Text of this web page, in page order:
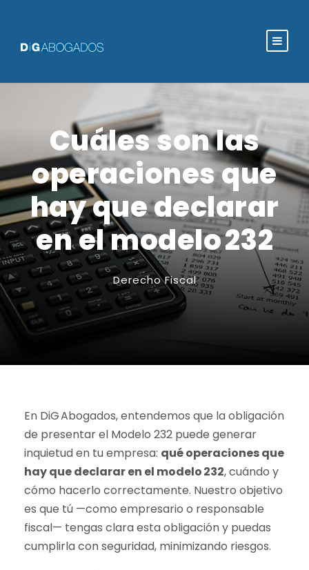
Cuáles son las
operaciones que
hay que declarar
en el modelo 232
Derecho Fiscal
En DiG Abogados, entendemos que la obligación
de presentar el Modelo 232 puede generar
inquietud en tu empresa: qué operaciones que
hay que declarar en el modelo 232, cuándo y
cómo hacerlo correctamente. Nuestro objetivo
es que tú —como empresario o responsable
fiscal— tengas clara esta obligación y puedas
cumplirla con seguridad, minimizando riesgos.